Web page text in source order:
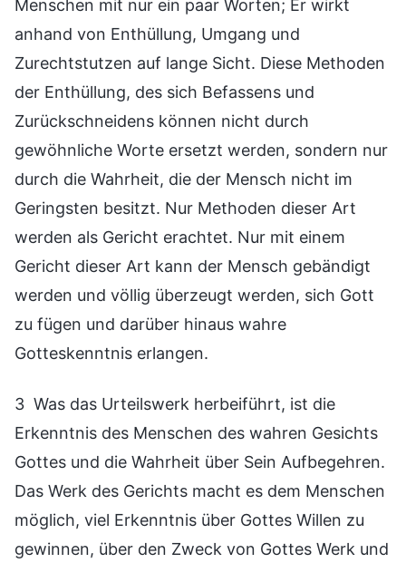
Menschen mit nur ein paar Worten; Er wirkt
anhand von Enthüllung, Umgang und
Zurechtstutzen auf lange Sicht. Diese Methoden
der Enthüllung, des sich Befassens und
Zurückschneidens können nicht durch
gewöhnliche Worte ersetzt werden, sondern nur
durch die Wahrheit, die der Mensch nicht im
Geringsten besitzt. Nur Methoden dieser Art
werden als Gericht erachtet. Nur mit einem
Gericht dieser Art kann der Mensch gebändigt
werden und völlig überzeugt werden, sich Gott
zu fügen und darüber hinaus wahre
Gotteskenntnis erlangen.
3 Was das Urteilswerk herbeiführt, ist die
Erkenntnis des Menschen des wahren Gesichts
Gottes und die Wahrheit über Sein Aufbegehren.
Das Werk des Gerichts macht es dem Menschen
möglich, viel Erkenntnis über Gottes Willen zu
gewinnen, über den Zweck von Gottes Werk und